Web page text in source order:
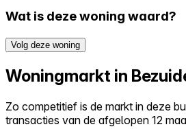
Wat is deze woning waard?
Volg deze woning
Woningmarkt in
Zo competitief is de markt in deze
transacties van de afgelopen 12